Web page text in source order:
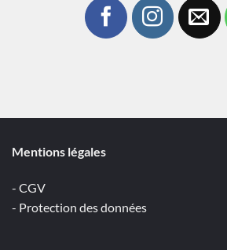
Mentions légales
- CGV
- Protection des données